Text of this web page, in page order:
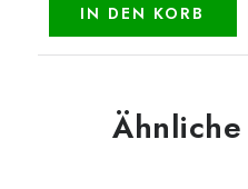
IN DEN KORB